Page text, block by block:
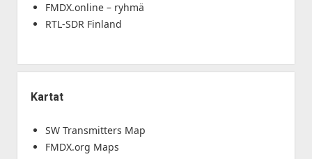
FMDX.online – ryhmä
RTL-SDR Finland
Kartat
SW Transmitters Map
FMDX.org Maps